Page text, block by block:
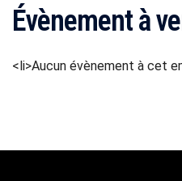
Évènement à
<li>Aucun évènement à cet